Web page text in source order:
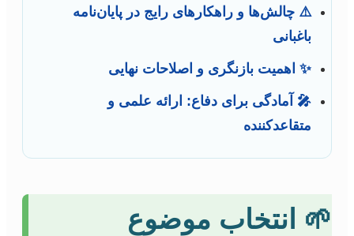
⚠️ چالش‌ها و راهکارهای رایج در پایان‌نامه
باغبانی
✨ اهمیت بازنگری و اصلاحات نهایی
🎤 آمادگی برای دفاع: ارائه علمی و
متقاعدکننده
🌱 انتخاب موضوع